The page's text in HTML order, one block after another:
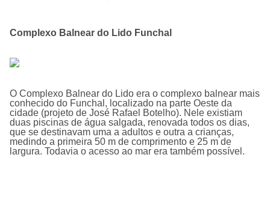
Complexo Balnear do Lido Funchal
O Complexo Balnear do Lido era o complexo balnear mais
conhecido do Funchal, localizado na parte Oeste da
cidade (projeto de José Rafael Botelho). Nele existiam
duas piscinas de água salgada, renovada todos os dias,
que se destinavam uma a adultos e outra a crianças,
medindo a primeira 50 m de comprimento e 25 m de
largura. Todavia o acesso ao mar era também possí­vel.